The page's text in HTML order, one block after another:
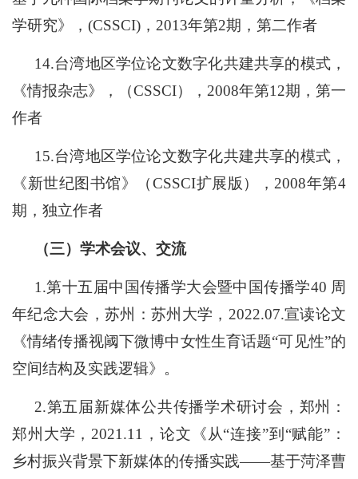
学研究》，(CSSCI)，2013年第2期，第二作者
14.台湾地区学位论文数字化共建共享的模式，
《情报杂志》，（CSSCI），2008年第12期，第一
作者
15.台湾地区学位论文数字化共建共享的模式，
《新世纪图书馆》（CSSCI扩展版），2008年第4
期，独立作者
（三）学术会议、交流
1.第十五届中国传播学大会暨中国传播学40 周
年纪念大会，苏州：苏州大学， 2022.07.宣读论文
《情绪传播视阈下微博中女性生育话题“可见性”的
空间结构及实践逻辑》。
2.第五届新媒体公共传播学术研讨会，郑州：
郑州大学， 2021.1 1 ，论文《从“连接”到“赋能”：
乡村振兴背景下新媒体的传播实践——基于菏泽曹